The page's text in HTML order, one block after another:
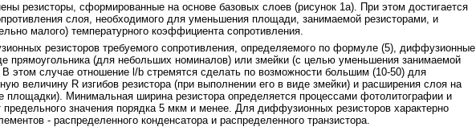
резисторы, сформированные на основе базовых слоев (рисунок 1а). При этом достигается
слоя, необходимого для уменьшения площади, занимаемой резисторами, и
малого) температурного коэффициента сопротивления.
резисторов требуемого сопротивления, определяемого по формуле (5), диффузионные
прямоугольника (для небольших номиналов) или змейки (с целью уменьшения занимаемой
этом случае отношение l/b стремятся сделать по возможности большим (10-50) для
величину R изгибов резистора (при выполнении его в виде змейки) и расширения слоя на
площадки). Минимальная ширина резистора определяется процессами фотолитографии и
значения порядка 5 мкм и менее. Для диффузионных резисторов характерно
- распределенного конденсатора и распределенного транзистора.